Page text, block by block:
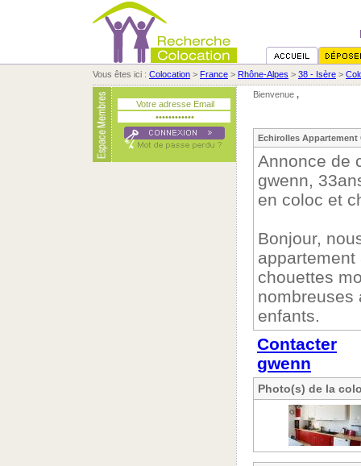
Vous êtes ici : Colocation > France > Rhône-Alpes > 38 - Isère >
Bienvenue ,
Echirolles Appartement
Annonce de
gwenn,
en coloc et
Bonjour,
chouettes
nombreuses
enfants.
Contacter
gwenn
Photo(s) de la